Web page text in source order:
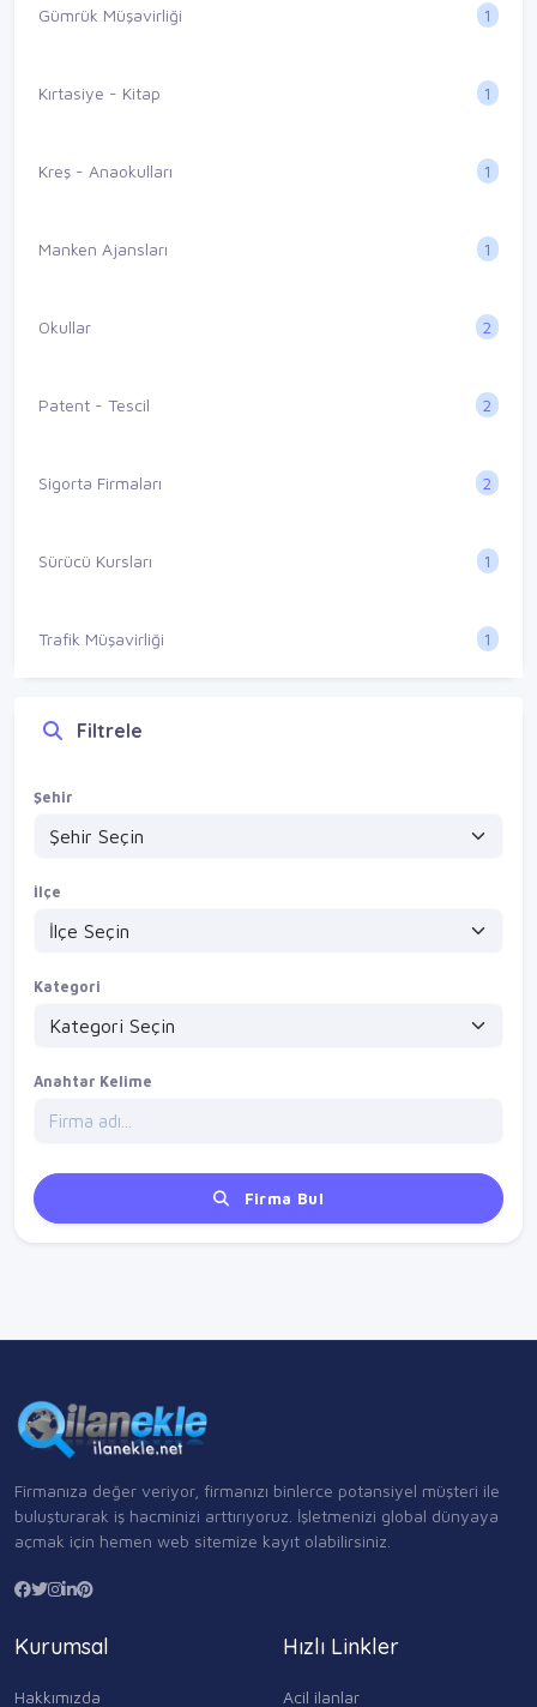
Gümrük Müşavirliği 1
Kırtasiye - Kitap 1
Kreş - Anaokulları 1
Manken Ajansları 1
Okullar 2
Patent - Tescil 2
Sigorta Firmaları 2
Sürücü Kursları 1
Trafik Müşavirliği 1
Filtrele
Şehir
İlçe
Kategori
Anahtar Kelime
Firma Bul
Firmanıza değer veriyor, firmanızı binlerce potansiyel müşteri ile
buluşturarak iş hacminizi arttırıyoruz. İşletmenizi global dünyaya
açmak için hemen web sitemize kayıt olabilirsiniz.
Kurumsal
Hakkımızda
Hızlı Linkler
Acil ilanlar